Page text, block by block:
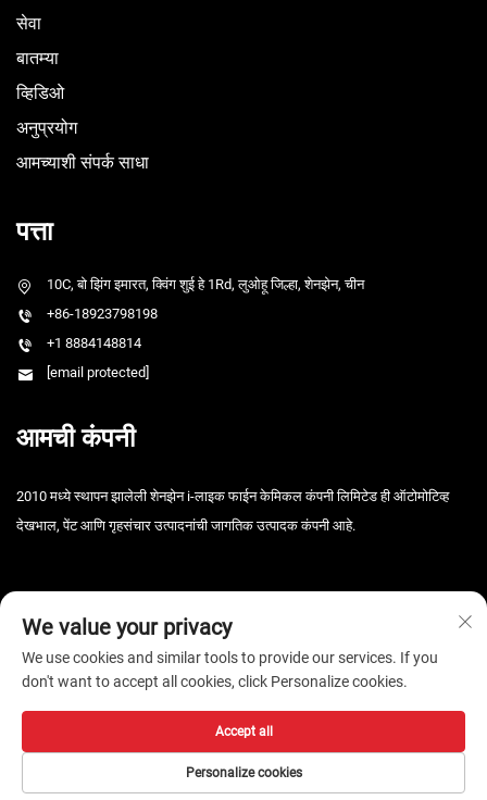
सेवा
बातम्या
व्हिडिओ
अनुप्रयोग
आमच्याशी संपर्क साधा
पत्ता
10C, बो झिंग इमारत, क्विंग शुई हे 1Rd, लुओहू जिल्हा, शेनझेन, चीन
+86-18923798198
+1 8884148814
[email protected]
आमची कंपनी
2010 मध्ये स्थापन झालेली शेनझेन i-लाइक फाईन केमिकल कंपनी लिमिटेड ही ऑटोमोटिव्ह
देखभाल, पेंट आणि गृहसंचार उत्पादनांची जागतिक उत्पादक कंपनी आहे.
कॉपीराइट © 2026 शेनझेन आय-लाइक फाइन केमिकल कंपनी, लि. सर्व हक्क राखीव. -
We value your privacy
We use cookies and similar tools to provide our services. If you
don't want to accept all cookies, click Personalize cookies.
Personalize cookies
Accept all